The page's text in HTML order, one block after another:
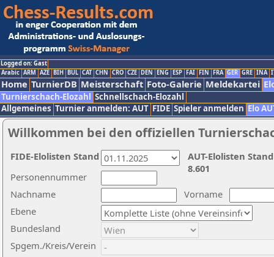
Logged on: Gast
Arabic ARM AZE BIH BUL CAT CHN CRO CZE DEN ENG ESP FAI FIN FRA GER GRE INA
Home TurnierDB Meisterschaft Foto-Galerie Meldekartei
Turnierschach-Elozahl Schnellschach-Elozahl
Allgemeines Turnier anmelden: AUT FIDE Spieler anmelden Elo
Willkommen bei den offiziellen
Nachname
Vorname
Ebene
Personennummer
Bundesland
Spgem./Kreis/Verein
AUT-Elolisten
8.601
FIDE-Elolisten Stand